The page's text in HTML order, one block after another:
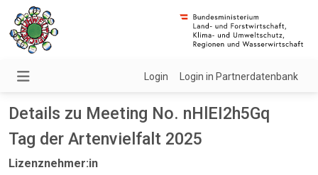
Login Login in Partnerdatenbank
Details zu Meeting No. nHlEI2h5Gq
Tag der Artenvielfalt 2025
Lizenznehmer:in